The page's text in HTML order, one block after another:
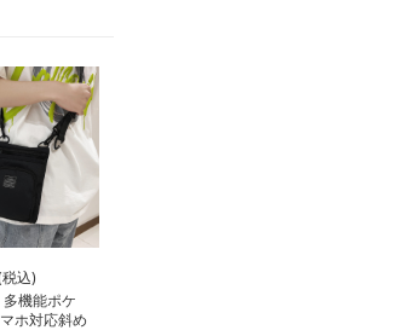
込)
機能ポケ
ホ対応斜め